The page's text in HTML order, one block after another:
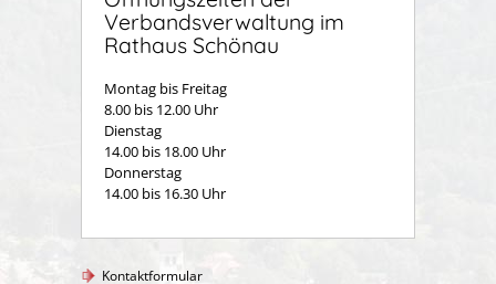
Verbandsverwaltung im
Rathaus Schönau
Montag bis Freitag
8.00 bis 12.00 Uhr
Dienstag
14.00 bis 18.00 Uhr
Donnerstag
14.00 bis 16.30 Uhr
Kontaktformular